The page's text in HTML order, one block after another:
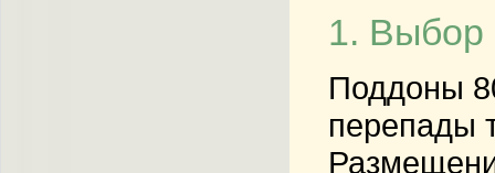
1. Выбор
Поддоны
перепады